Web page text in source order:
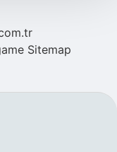
Sitemap